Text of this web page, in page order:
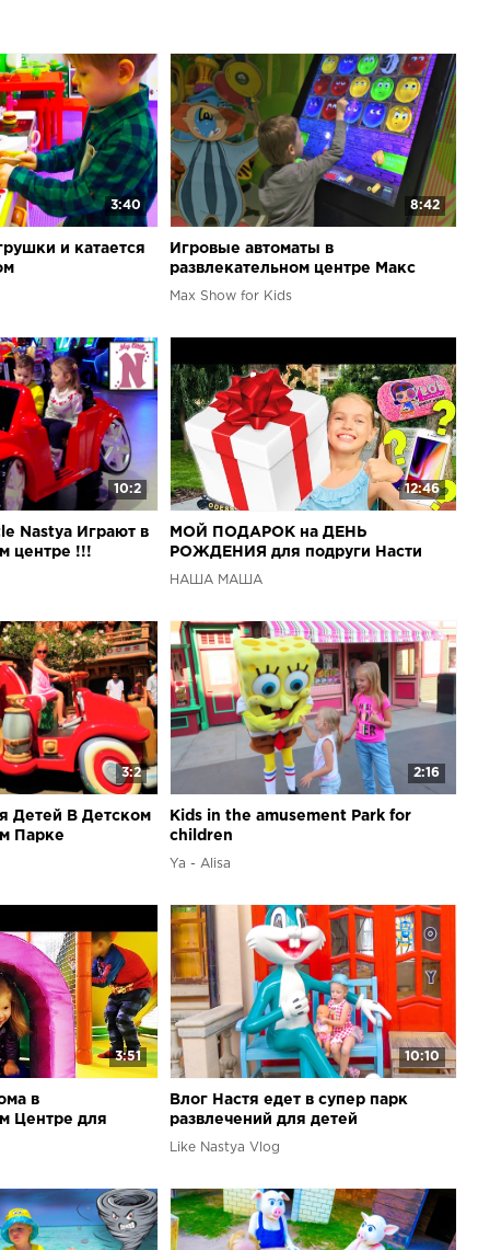
3:40
и катается
8:42
Игровые автоматы в
развлекательном центре Макс
играет в игры для детей
Max Show for Kids
10:2
Nastya Играют в
центре !!!
12:46
МОЙ ПОДАРОК на ДЕНЬ
РОЖДЕНИЯ для подруги Насти
НасФи Дин / НАША МАША
НАША МАША
3:2
Детей В Детском
Парке
2:16
Kids in the amusement Park for
children
Ya - Alisa
3:51
в
Центре для
10:10
Влог Настя едет в супер парк
развлечений для детей
Like Nastya Vlog